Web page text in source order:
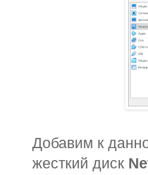
Добавим к
жесткий диск